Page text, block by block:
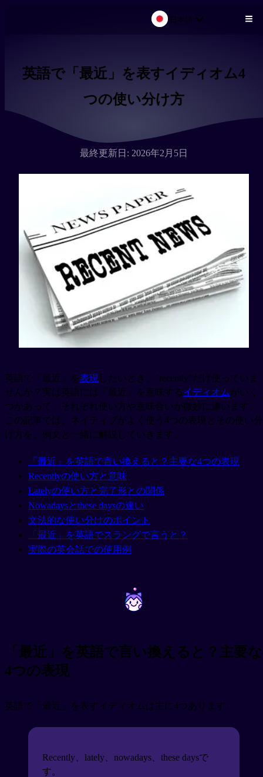
日本語
英語で「最近」を表すイディオム4
つの使い分け方
最終更新日: 2026年2月5日
英語で「最近」を表現 したいとき、"recently"だけ使っていま
せんか？実は英語には「最近」を意味するイディオムがいく
つかあって、それぞれ使い方や意味合いが微妙に違います。
この記事では、ネイティブがよく使う4つの表現とその使い分
け方を、例文と一緒に解説していきます。
「最近」を英語で言い換えると？主要な4つの表現
Recentlyの使い方と意味
Latelyの使い方と完了形との関係
Nowadaysとthese daysの違い
文法的な使い分けのポイント
「最近」を英語でスラングで言うと？
実際の英会話での使用例
~ ~
「最近」を英語で言い換えると？主要な
4つの表現
英語で「最近」を表すイディオムは主に4つあります。
Recently、lately、nowadays、these daysで
す。